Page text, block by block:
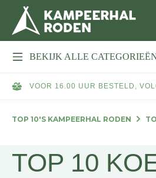
BEKIJK ALLE
VOOR 16.00 UUR BESTELD,
TOP 10'S KAMPEERHAL RODEN
TOP 10